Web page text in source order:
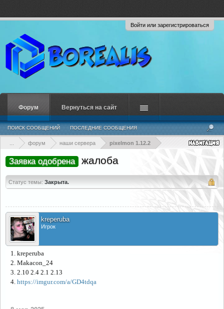
Войти или зарегистрироваться
форум наши сервера pixelmon 1.12.2
Заявка одобрена жалоба
Статус темы: Закрыта.
kreperuba
Игрок
1. kreperuba
2. Makacon_24
3. 2.10 2.4 2.1 2.13
4. https://imgur.com/a/GD4tdqa
Форум
ПОИСК СООБЩЕНИЙ ПОСЛЕДНИЕ СООБЩЕНИЯ
Вернуться на сайт